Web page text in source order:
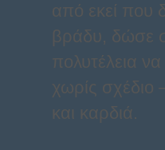
από εκεί που
βράδυ, δώσε
πολυτέλεια
χωρίς
και καρδιά.